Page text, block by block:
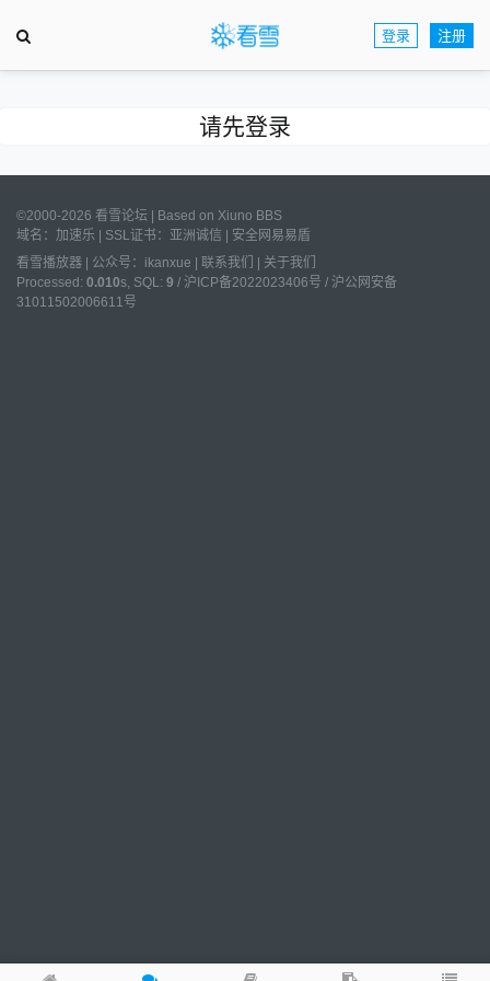
登录 注册
请先登录
©2000-2026 看雪论坛 | Based on Xiuno BBS
域名： 加速乐 | SSL证书： 亚洲诚信
安全网易易盾
看雪播放器
公众号：ikanxue 联系我们
关于我们
Processed: 0.010s, SQL: 9 / 沪ICP备2022023406号 / 沪公网安备
31011502006611号